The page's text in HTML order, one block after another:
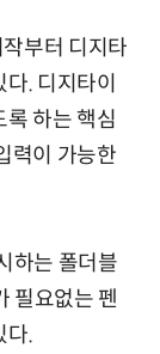
부터 디지타
. 디지타이
록 하는 핵심
력이 가능한
하는 폴더블
필요없는 펜
다.